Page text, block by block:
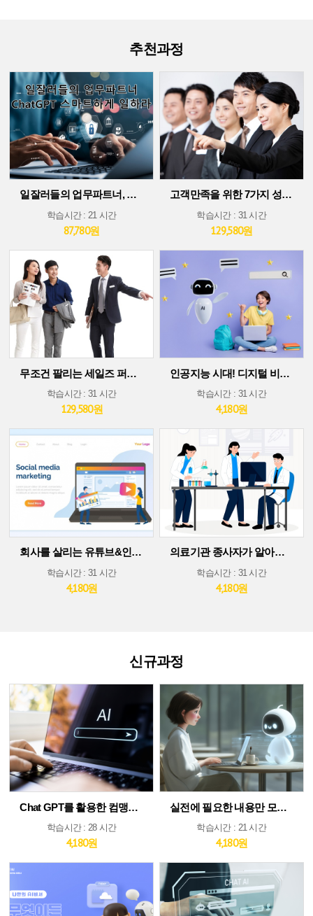
추천과정
일잘러들의 업무파트너, ChatGPT 스마트하게 일하라!
학습시간 : 21 시간
87,780원
고객만족을 위한 7가지 성공 가이드
학습시간 : 31 시간
129,580원
무조건 팔리는 세일즈 퍼포먼스 스킬
학습시간 : 31 시간
129,580원
인공지능 시대! 디지털 비즈니스 플랫폼에서 살아남기(30차시 ver)
학습시간 : 31 시간
4,180원
회사를 살리는 유튜브&인스타그램 소셜 미디어 마케팅
학습시간 : 31 시간
4,180원
의료기관 종사자가 알아야 할 의료기술 트렌드
학습시간 : 31 시간
4,180원
신규과정
Chat GPT를 활용한 컴맹도 쉬운 AI
학습시간 : 28 시간
4,180원
실전에 필요한 내용만 모았다! ChatGPT&AI 툴 활용 가이드
학습시간 : 21 시간
4,180원